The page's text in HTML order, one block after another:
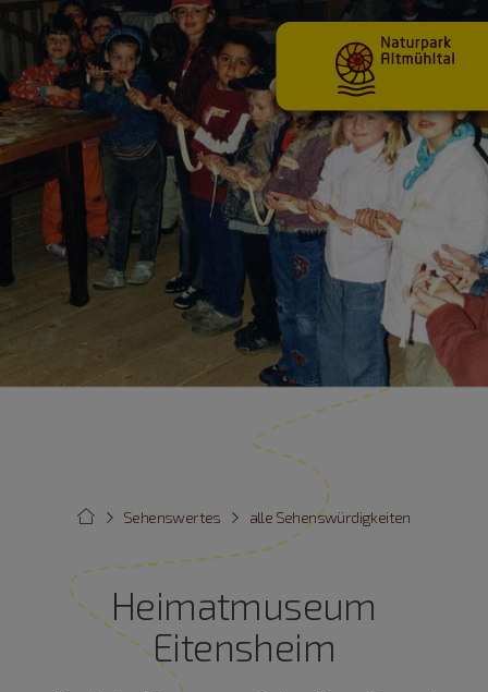
alle Sehenswürdigkeiten
Sehenswertes
Heimatmuseum
Eitensheim